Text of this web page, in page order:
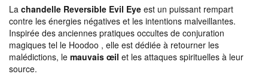
La chandelle Reversible Evil Eye est un puissant rempart
contre les énergies négatives et les intentions malveillantes.
Inspirée des anciennes pratiques occultes de conjuration
magiques tel le Hoodoo , elle est dédiée à retourner les
malédictions, le mauvais œil et les attaques spirituelles à leur
source.